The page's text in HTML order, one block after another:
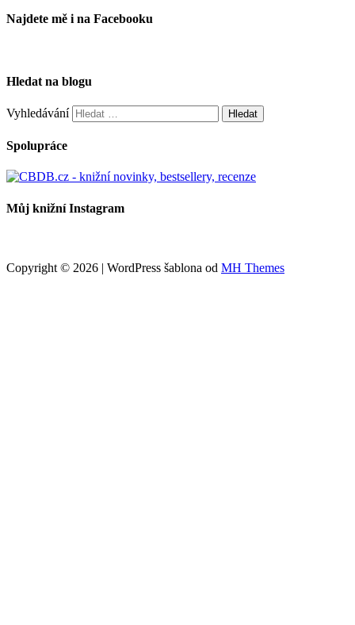
Najdete mě i na Facebooku
Hledat na blogu
Vyhledávání
Spolupráce
Můj knižní Instagram
Copyright © 2026 | WordPress šablona od MH Themes